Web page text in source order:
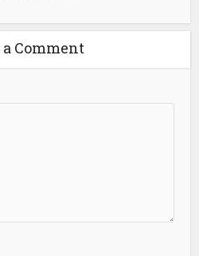
a Comment